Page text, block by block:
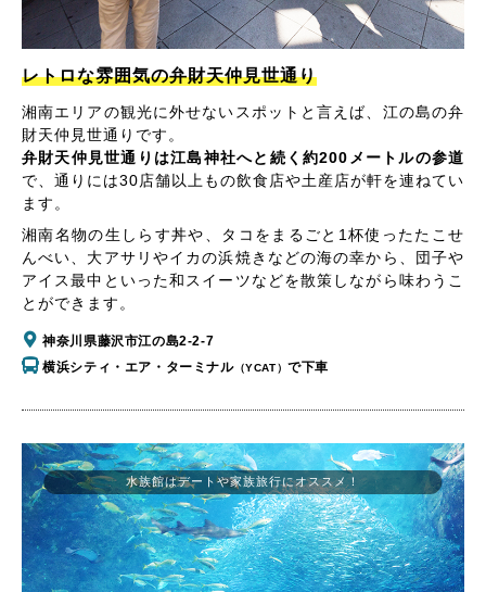
レトロな雰囲気の弁財天仲見世通り
湘南エリアの観光に外せないスポットと言えば、江の島の弁
財天仲見世通りです。
弁財天仲見世通りは江島神社へと続く約200メートルの参道
で、通りには30店舗以上もの飲食店や土産店が軒を連ねてい
ます。
湘南名物の生しらす丼や、タコをまるごと1杯使ったたこせ
んべい、大アサリやイカの浜焼きなどの海の幸から、団子や
アイス最中といった和スイーツなどを散策しながら味わうこ
とができます。
神奈川県藤沢市江の島2-2-7
横浜シティ・エア・ターミナル（YCAT）で下車
水族館はデートや家族旅行にオススメ！